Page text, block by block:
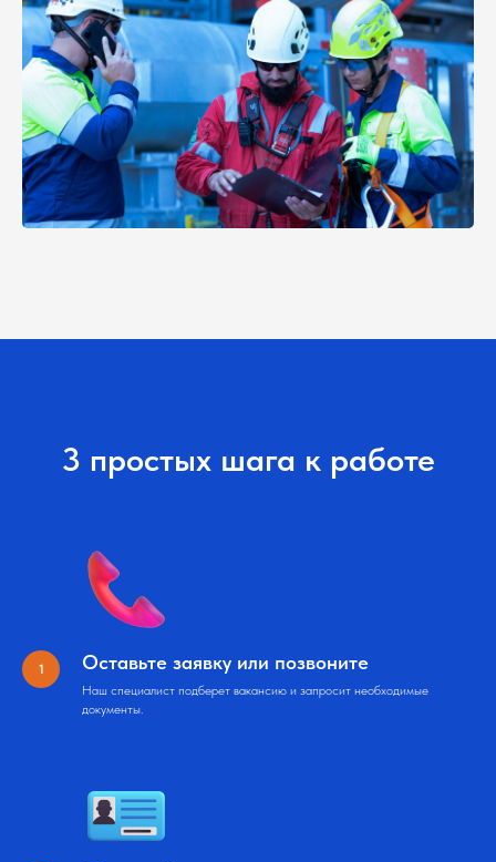
3 простых шага к работе
Оставьте заявку или позвоните
Наш специалист подберет вакансию и запросит необходимые
документы.